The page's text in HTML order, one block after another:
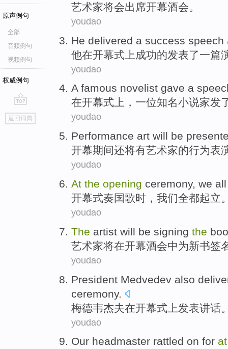
原声例句
全部
音频例句
视频例句
权威例句
go
top
返回词典
艺术家将会出席开幕酒会。
youdao
He delivered a success speech
他在开幕式 上成功的发表了一篇
youdao
A famous novelist gave a
在开幕式上， 一位知名小说家发
youdao
Performance art will be
开幕期间还将有艺术家的行为表
youdao
At the opening ceremony, we all
开幕式奏国歌时， 我们全都起立
youdao
The artist will be signing the
艺术家将在开幕酒会中为新书签
youdao
President Medvedev also
ceremony.
梅德韦杰夫在开幕式 上发表讲话
youdao
Our headmaster rattled on for at